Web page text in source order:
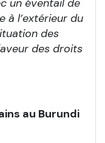
un éventail de
à l’extérieur du
des
des droits
au Burundi